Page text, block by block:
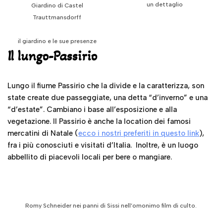
Giardino di Castel
Trauttmansdorff
un dettaglio
il giardino e le sue presenze
Il lungo-Passirio
Lungo il fiume Passirio che la divide e la caratterizza, son
state create due passeggiate, una detta “d’inverno” e una
“d’estate”. Cambiano i base all’esposizione e alla
vegetazione. Il Passirio è anche la location dei famosi
mercatini di Natale (ecco i nostri preferiti in questo link),
fra i più conosciuti e visitati d’Italia. Inoltre, è un luogo
abbellito di piacevoli locali per bere o mangiare.
Romy Schneider nei panni di Sissi nell’omonimo film di culto.